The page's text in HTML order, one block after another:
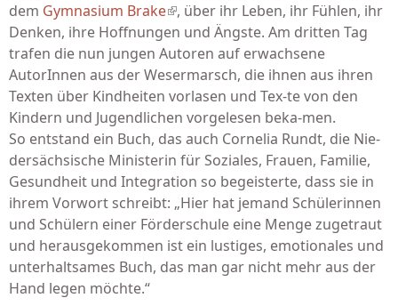
dem Gymnasium Brake(link is external)
, über ihr Leben, ihr Fühlen, ihr
Denken, ihre Hoffnungen und Ängste. Am dritten Tag
trafen die nun jungen Autoren auf erwachsene
AutorInnen aus der Wesermarsch, die ihnen aus ihren
Texten über Kindheiten vorlasen und Tex-te von den
Kindern und Jugendlichen vorgelesen beka-men.
So entstand ein Buch, das auch Cornelia Rundt, die Nie-
dersächsische Ministerin für Soziales, Frauen, Familie,
Gesundheit und Integration so begeisterte, dass sie in
ihrem Vorwort schreibt: „Hier hat jemand Schülerinnen
und Schülern einer Förderschule eine Menge zugetraut
und herausgekommen ist ein lustiges, emotionales und
unterhaltsames Buch, das man gar nicht mehr aus der
Hand legen möchte.“